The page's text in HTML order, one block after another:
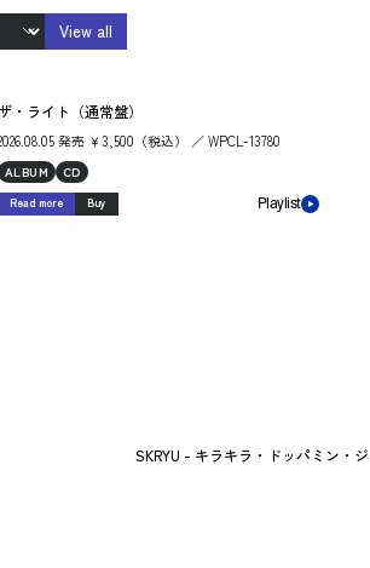
View all
ザ・ライト（通常盤）
発売 ￥3,500（税込） ／ WPCL-13780
ALBUM CD
Read more Buy Playlist
SKRYU - キラキラ・ドッパミン・